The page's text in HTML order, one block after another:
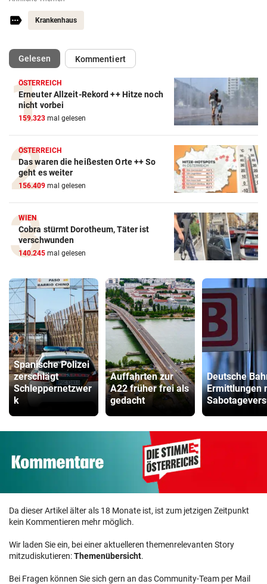
Krankenhaus
Gelesen(ausgewählt)Kommentiert
ÖSTERREICH
Erneuter Allzeit-Rekord ++ Hitze noch
nicht vorbei
159.323 mal gelesen
ÖSTERREICH
Das waren die heißesten Orte ++ So
geht es weiter
156.409 mal gelesen
WIEN
Cobra stürmt Dorotheum, Täter ist
verschwunden
140.245 mal gelesen
Spanische Polizei
zerschlägt
Schleppernetzwer
k
Auffahrten zur
A22 früher frei als
gedacht
Deutsche
Ermittlungen
Da dieser Artikel älter als 18 Monate ist, ist zum jetzigen Zeitpunkt
kein Kommentieren mehr möglich.
Wir laden Sie ein, bei einer aktuelleren themenrelevanten Story
mitzudiskutieren:Themenübersicht.
Bei Fragen können Sie sich gern an das Community-Team per Mail